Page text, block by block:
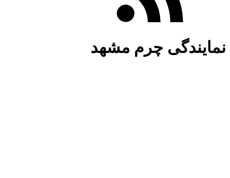
نمایندگی چرم مشهد